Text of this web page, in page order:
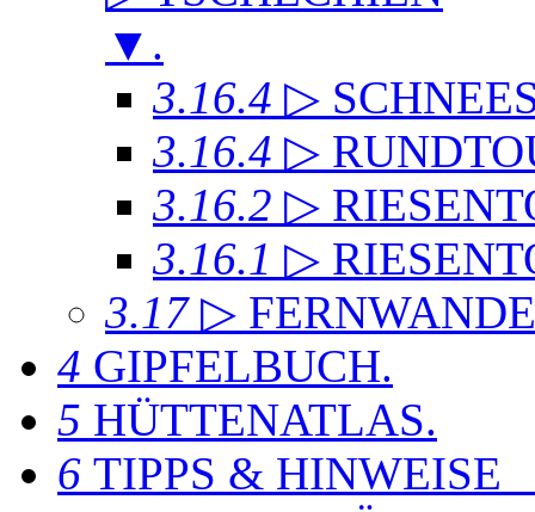
▼ .
3.16.4 ▷
3.16.4 ▷
3.16.2 ▷
3.16.1 ▷
3.17 ▷
4 GIPFELBUCH.
5 HÜTTENATLAS.
6 TIPPS &